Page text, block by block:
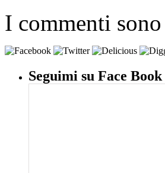
I commenti
Seguimi su Face Book